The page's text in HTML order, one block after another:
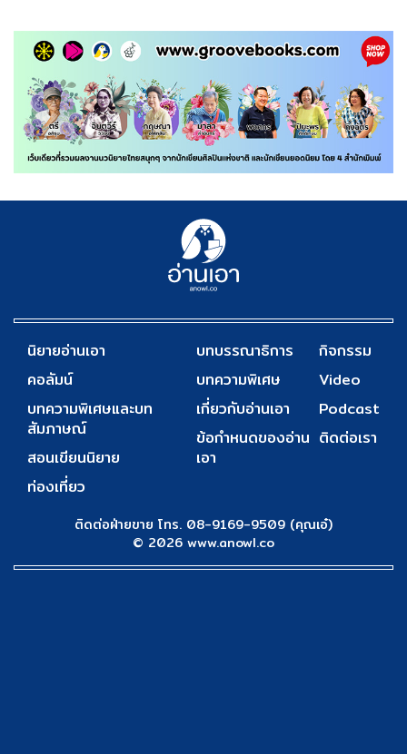
นิยายอ่านเอา
คอลัมน์
บทความพิเศษและบท
สัมภาษณ์
สอนเขียนนิยาย
ท่องเที่ยว
บทบรรณาธิการ
บทความพิเศษ
เกี่ยวกับอ่านเอา
ข้อกำหนดของอ่าน
เอา
กิจกรรม
Video
Podcast
ติดต่อเรา
ติดต่อฝ่ายขาย โทร. 08-9169-9509 (คุณเอ๋)
© 2026 www.anowl.co